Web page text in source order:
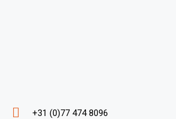
+31 (0)77 474 8096